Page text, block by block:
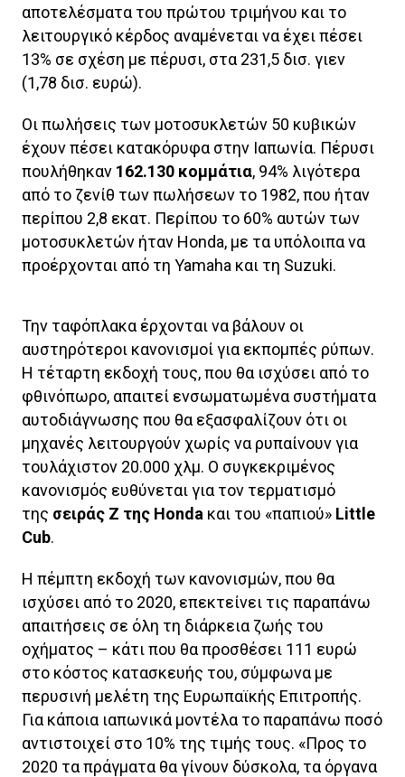
αποτελέσματα του πρώτου τριμήνου και το
λειτουργικό κέρδος αναμένεται να έχει πέσει
13% σε σχέση με πέρυσι, στα 231,5 δισ. γιεν
(1,78 δισ. ευρώ).
Οι πωλήσεις των μοτοσυκλετών 50 κυβικών
έχουν πέσει κατακόρυφα στην Ιαπωνία. Πέρυσι
πουλήθηκαν 162.130 κομμάτια, 94% λιγότερα
από το ζενίθ των πωλήσεων το 1982, που ήταν
περίπου 2,8 εκατ. Περίπου το 60% αυτών των
μοτοσυκλετών ήταν Honda, με τα υπόλοιπα να
προέρχονται από τη Yamaha και τη Suzuki.
Την ταφόπλακα έρχονται να βάλουν οι
αυστηρότεροι κανονισμοί για εκπομπές ρύπων.
Η τέταρτη εκδοχή τους, που θα ισχύσει από το
φθινόπωρο, απαιτεί ενσωματωμένα συστήματα
αυτοδιάγνωσης που θα εξασφαλίζουν ότι οι
μηχανές λειτουργούν χωρίς να ρυπαίνουν για
τουλάχιστον 20.000 χλμ. Ο συγκεκριμένος
κανονισμός ευθύνεται για τον τερματισμό
της σειράς Ζ της Honda και του «παπιού» Little
Cub.
Η πέμπτη εκδοχή των κανονισμών, που θα
ισχύσει από το 2020, επεκτείνει τις παραπάνω
απαιτήσεις σε όλη τη διάρκεια ζωής του
οχήματος – κάτι που θα προσθέσει 111 ευρώ
στο κόστος κατασκευής του, σύμφωνα με
περυσινή μελέτη της Ευρωπαϊκής Επιτροπής.
Για κάποια ιαπωνικά μοντέλα το παραπάνω ποσό
αντιστοιχεί στο 10% της τιμής τους. «Προς το
2020 τα πράγματα θα γίνουν δύσκολα, τα όργανα